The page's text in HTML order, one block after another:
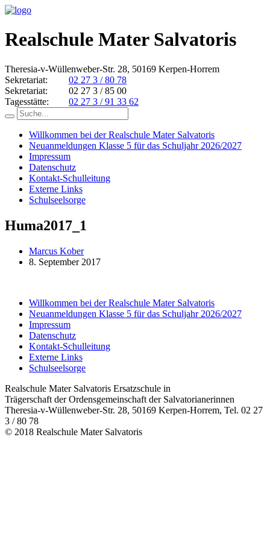
Realschule Mater Salvatoris
Theresia-v-Wüllenweber-Str. 28, 50169 Kerpen-Horrem
Sekretariat:
02 27 3 / 80 78
Sekretariat:
02 27 3 / 85 00
Tagesstätte:
02 27 3 / 91 33 62
Willkommen bei der Realschule Mater Salvatoris
Neuanmeldungen Klasse 5 für das Schuljahr 2026/2027
Impressum
Datenschutz
Kontakt-Schulleitung
Externe Links
Schulseelsorge
Huma2017_1
Marcus Kober
8. September 2017
Willkommen bei der Realschule Mater Salvatoris
Neuanmeldungen Klasse 5 für das Schuljahr 2026/2027
Impressum
Datenschutz
Kontakt-Schulleitung
Externe Links
Schulseelsorge
Realschule Mater Salvatoris Ersatzschule in
Trägerschaft der Ordensgemeinschaft der Salvatorianerinnen
Theresia-v-Wüllenweber-Str. 28, 50169 Kerpen-Horrem, Tel. 02 27
3 / 80 78
© 2018 Realschule Mater Salvatoris